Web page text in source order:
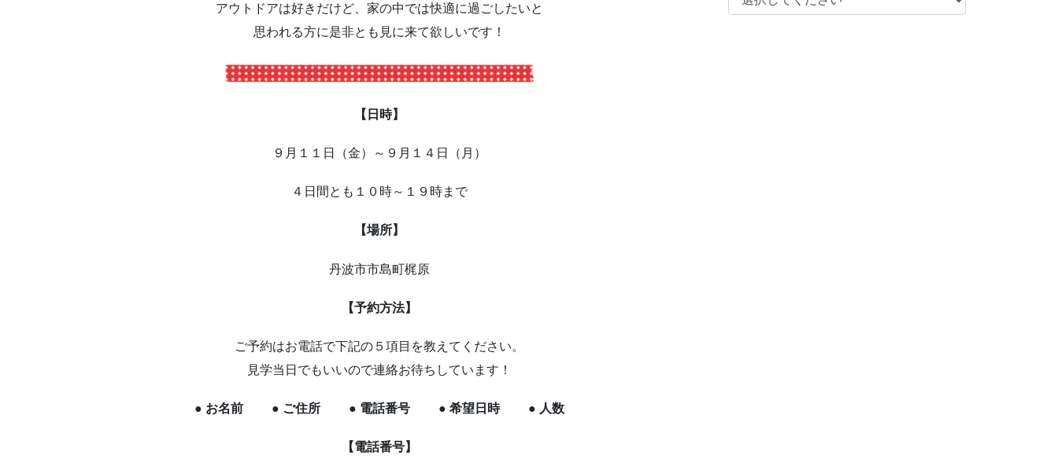
アウトドアは好きだけど、家の中では快適に過ごしたいと
思われる方に是非とも見に来て欲しいです！
【日時】
９月１１日（金）～９月１４日（月）
４日間とも１０時～１９時まで
【場所】
丹波市市島町梶原
【予約方法】
ご予約はお電話で下記の５項目を教えてください。
見学当日でもいいので連絡お待ちしています！
● お名前 ● ご住所 ● 電話番号 ● 希望日時 ● 人数
【電話番号】